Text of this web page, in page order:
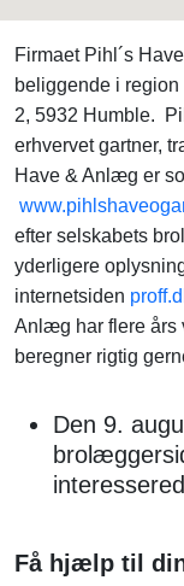
Firmaet Pihl´s
beliggende i
2, 5932 Humble.
erhvervet gartner,
Have & Anlæg er
efter selskabets
yderligere
internetsiden
Anlæg har flere års
beregner rigtig
Den 9.
Få hjælp til